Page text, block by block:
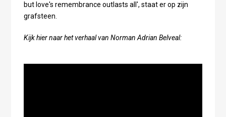
but love's remembrance outlasts all', staat er op zijn
grafsteen.
Kijk hier naar het verhaal van Norman Adrian Belveal: